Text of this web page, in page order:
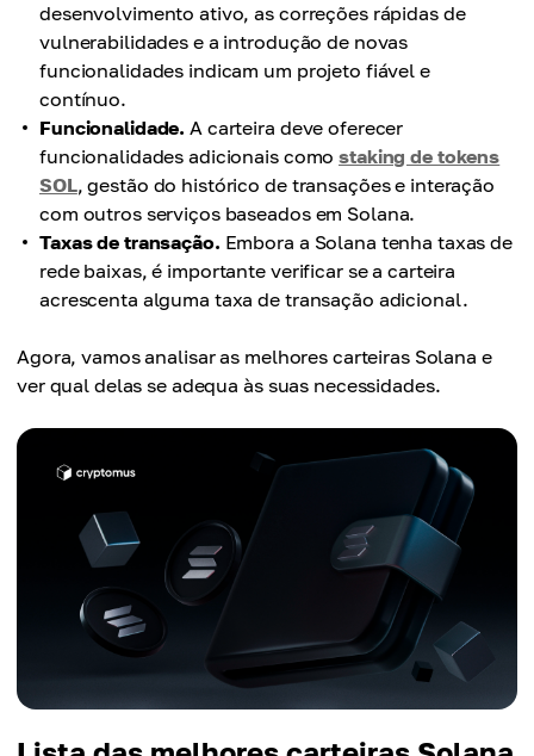
desenvolvimento ativo, as correções rápidas de
vulnerabilidades e a introdução de novas
funcionalidades indicam um projeto fiável e
contínuo.
Funcionalidade. A carteira deve oferecer
funcionalidades adicionais comostaking de tokens
SOL, gestão do histórico de transações e interação
com outros serviços baseados em Solana.
Taxas de transação. Embora a Solana tenha taxas de
rede baixas, é importante verificar se a carteira
acrescenta alguma taxa de transação adicional.
Agora, vamos analisar as melhores carteiras Solana e
ver qual delas se adequa às suas necessidades.